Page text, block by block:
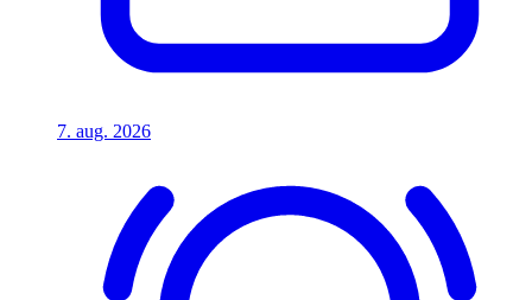
7. aug. 2026